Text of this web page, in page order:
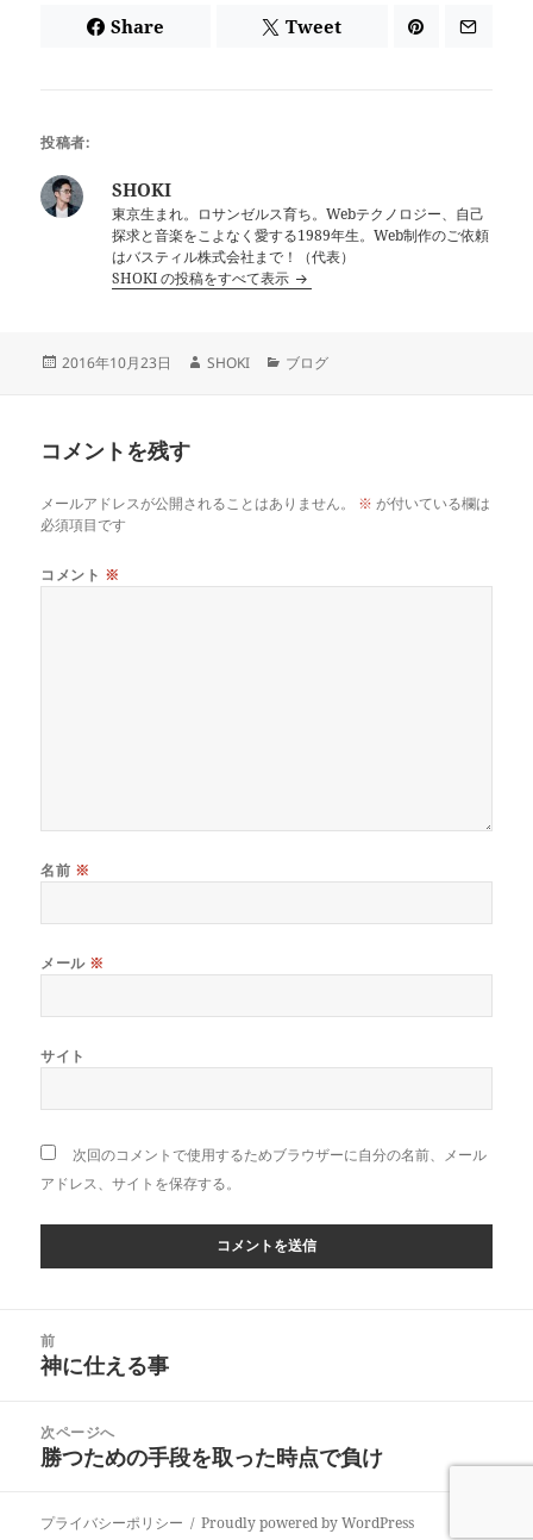
Share Tweet
投稿者:
SHOKI
東京生まれ。ロサンゼルス育ち。Webテクノロジー、自己
探求と音楽をこよなく愛する1989年生。Web制作のご依頼
はバスティル株式会社まで！（代表）
SHOKI の投稿をすべて表示
投
2016年10月23日
作
SHOKI
カ
ブログ
コメントを残す
メールアドレスが公開されることはありません。 ※ が付いている欄は
必須項目です
コメント ※
名前 ※
メール ※
サイト
次回のコメントで使用するためブラウザーに自分の名前、メール
アドレス、サイトを保存する。
前
前
投
稿:
神に仕える事
次ページへ
次
投
勝つための手段を取った時点で負け
プライバシーポリシー Proudly powered by WordPress